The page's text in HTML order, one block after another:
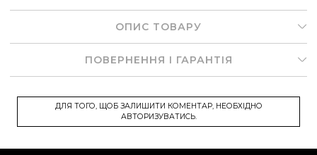
ОПИС ТОВАРУ
ПОВЕРНЕННЯ І ГАРАНТІЯ
ДЛЯ ТОГО, ЩОБ ЗАЛИШИТИ КОМЕНТАР, НЕОБХІДНО
АВТОРИЗУВАТИСЬ.